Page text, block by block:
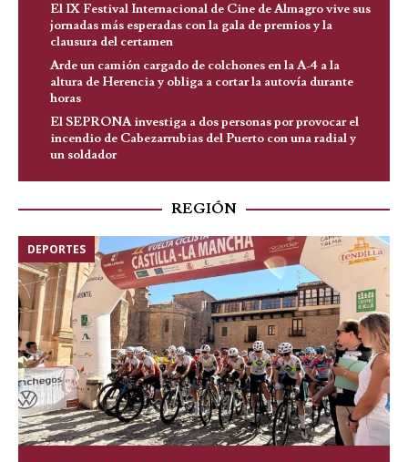
El IX Festival Internacional de Cine de Almagro vive sus
jornadas más esperadas con la gala de premios y la
clausura del certamen
Arde un camión cargado de colchones en la A-4 a la
altura de Herencia y obliga a cortar la autovía durante
horas
El SEPRONA investiga a dos personas por provocar el
incendio de Cabezarrubias del Puerto con una radial y
un soldador
REGIÓN
DEPORTES